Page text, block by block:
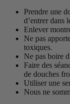
Prendre une
d’entrer dans
Enlever
Ne pas
toxiques.
Ne pas boire
Faire des
de douches
Utiliser une
Nous ne